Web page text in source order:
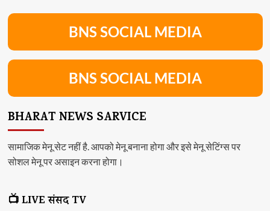
BNS SOCIAL MEDIA
BNS SOCIAL MEDIA
BHARAT NEWS SARVICE
सामाजिक मेनू सेट नहीं है. आपको मेनू बनाना होगा और इसे मेनू सेटिंग्स पर
सोशल मेनू पर असाइन करना होगा।
📺 LIVE संसद TV